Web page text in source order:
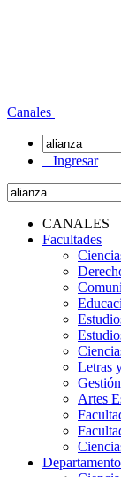
Canales
Ingresar
CANALES
Facultades
Letras
Artes